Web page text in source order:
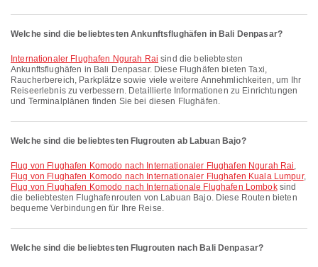
Welche sind die beliebtesten Ankunftsflughäfen in Bali Denpasar?
Internationaler Flughafen Ngurah Rai sind die beliebtesten
Ankunftsflughäfen in Bali Denpasar. Diese Flughäfen bieten Taxi,
Raucherbereich, Parkplätze sowie viele weitere Annehmlichkeiten, um Ihr
Reiseerlebnis zu verbessern. Detaillierte Informationen zu Einrichtungen
und Terminalplänen finden Sie bei diesen Flughäfen.
Welche sind die beliebtesten Flugrouten ab Labuan Bajo?
Flug von Flughafen Komodo nach Internationaler Flughafen Ngurah Rai,
Flug von Flughafen Komodo nach Internationaler Flughafen Kuala Lumpur,
Flug von Flughafen Komodo nach Internationale Flughafen Lomboksind
die beliebtesten Flughafenrouten von Labuan Bajo. Diese Routen bieten
bequeme Verbindungen für Ihre Reise.
Welche sind die beliebtesten Flugrouten nach Bali Denpasar?